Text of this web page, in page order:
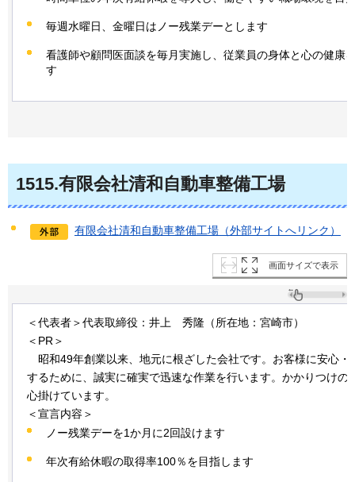
毎週水曜日、金曜日はノー残業デーとします
看護師や顧問医面談を毎月実施し、従業員の身体と心の健康
す
1515.有限会社清和自動車整備工場
有限会社清和自動車整備工場（外部サイトへリンク）
画面サイズで表示
＜代表者＞代表取締役：井上 秀隆（所在地：宮崎市）
＜PR＞
昭和49年創業以来、地元に根ざした会社です。お客様に安心・
するために、誠実に確実で迅速な作業を行います。かかりつけの
心掛けています。
＜宣言内容＞
ノー残業デーを1か月に2回設けます
年次有給休暇の取得率100％を目指します